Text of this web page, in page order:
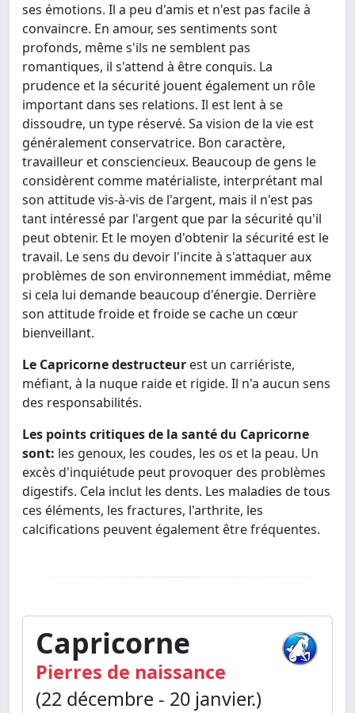
ses émotions. Il a peu d'amis et n'est pas facile à
convaincre. En amour, ses sentiments sont
profonds, même s'ils ne semblent pas
romantiques, il s'attend à être conquis. La
prudence et la sécurité jouent également un rôle
important dans ses relations. Il est lent à se
dissoudre, un type réservé. Sa vision de la vie est
généralement conservatrice. Bon caractère,
travailleur et consciencieux. Beaucoup de gens le
considèrent comme matérialiste, interprétant mal
son attitude vis-à-vis de l'argent, mais il n'est pas
tant intéressé par l'argent que par la sécurité qu'il
peut obtenir. Et le moyen d'obtenir la sécurité est le
travail. Le sens du devoir l'incite à s'attaquer aux
problèmes de son environnement immédiat, même
si cela lui demande beaucoup d'énergie. Derrière
son attitude froide et froide se cache un cœur
bienveillant.
Le Capricorne destructeur est un carriériste,
méfiant, à la nuque raide et rigide. Il n'a aucun sens
des responsabilités.
Les points critiques de la santé du Capricorne
sont: les genoux, les coudes, les os et la peau. Un
excès d'inquiétude peut provoquer des problèmes
digestifs. Cela inclut les dents. Les maladies de tous
ces éléments, les fractures, l'arthrite, les
calcifications peuvent également être fréquentes.
Capricorne
Pierres de naissance
(22 décembre - 20 janvier.)